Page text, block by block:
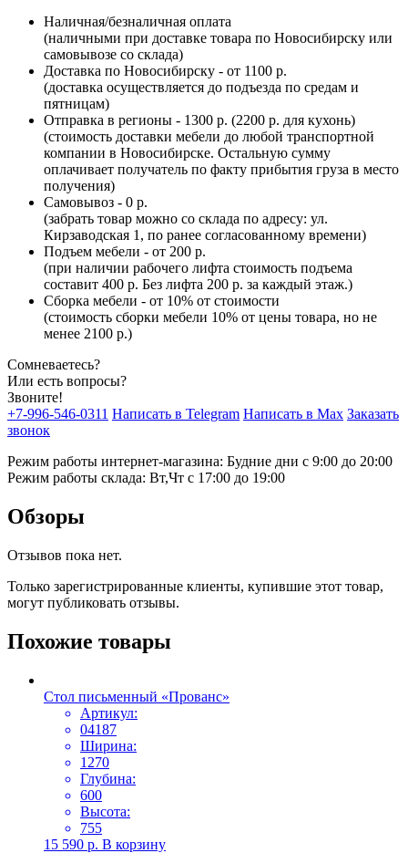
Наличная/безналичная оплата
(наличными при доставке товара по Новосибирску или
самовывозе со склада)
Доставка по Новосибирску - от 1100 р.
(доставка осуществляется до подъезда по средам и
пятницам)
Отправка в регионы - 1300 р. (2200 р. для кухонь)
(стоимость доставки мебели до любой транспортной
компании в Новосибирске. Остальную сумму
оплачивает получатель по факту прибытия груза в место
получения)
Самовывоз - 0 р.
(забрать товар можно со склада по адресу: ул.
Кирзаводская 1, по ранее согласованному времени)
Подъем мебели - от 200 р.
(при наличии рабочего лифта стоимость подъема
составит 400 р. Без лифта 200 р. за каждый этаж.)
Сборка мебели - от 10% от стоимости
(стоимость сборки мебели 10% от цены товара, но не
менее 2100 р.)
Сомневаетесь?
Или есть вопросы?
Звоните!
+7-996-546-0311 Написать в Telegram Написать в Max Заказать
звонок
Режим работы интернет-магазина: Будние дни с 9:00 до 20:00
Режим работы склада: Вт,Чт с 17:00 до 19:00
Обзоры
Отзывов пока нет.
Только зарегистрированные клиенты, купившие этот товар,
могут публиковать отзывы.
Похожие товары
Стол письменный «Прованс»
Артикул:
04187
Ширина:
1270
Глубина:
600
Высота:
755
15 590 р. В корзину